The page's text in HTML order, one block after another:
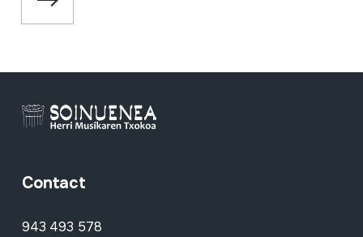
Contact
943 493 578